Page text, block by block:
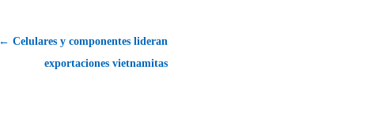
← Celulares y componentes lideran
exportaciones vietnamitas